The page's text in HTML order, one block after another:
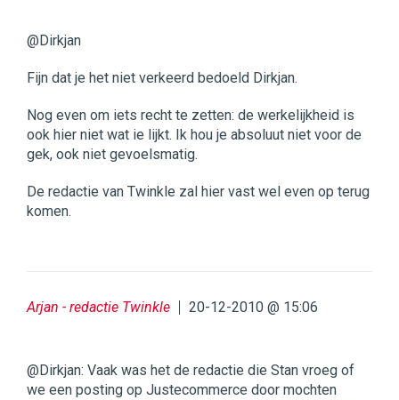
@Dirkjan
Fijn dat je het niet verkeerd bedoeld Dirkjan.
Nog even om iets recht te zetten: de werkelijkheid is
ook hier niet wat ie lijkt. Ik hou je absoluut niet voor de
gek, ook niet gevoelsmatig.
De redactie van Twinkle zal hier vast wel even op terug
komen.
Arjan - redactie Twinkle 20-12-2010 @ 15:06
@Dirkjan: Vaak was het de redactie die Stan vroeg of
we een posting op Justecommerce door mochten